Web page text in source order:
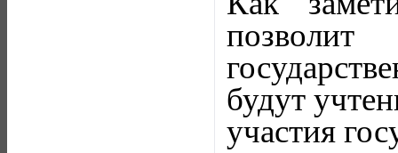
будут
участия